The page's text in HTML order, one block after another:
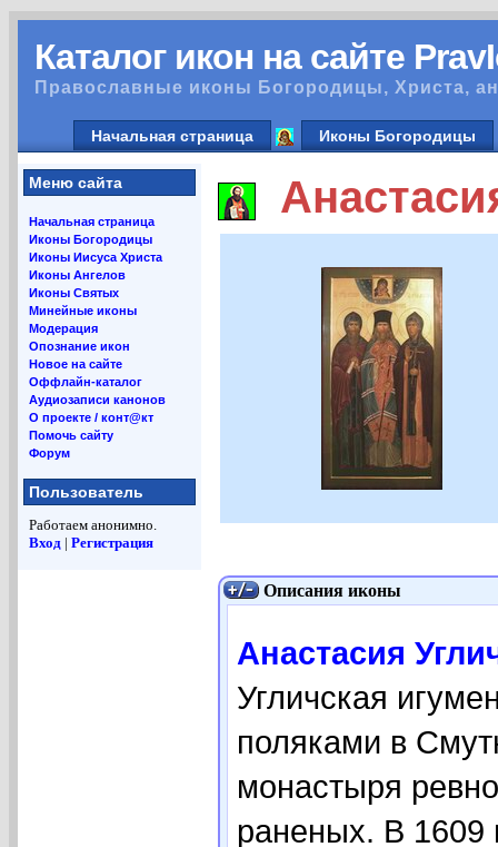
Каталог икон на сайте
Православные иконы Богородицы, Христа,
Начальная страница Иконы Богородицы
Меню сайта
Начальная страница
Иконы Богородицы
Иконы Иисуса Христа
Иконы Ангелов
Иконы Святых
Минейные иконы
Модерация
Опознание икон
Новое на сайте
Оффлайн-каталог
Аудиозаписи канонов
О проекте / конт@кт
Помочь сайту
Форум
Пользователь
Работаем анонимно.
Вход | Регистрация
Описания иконы
Анастасия
Угличская
поляками в
монастыря
раненых. В 1609